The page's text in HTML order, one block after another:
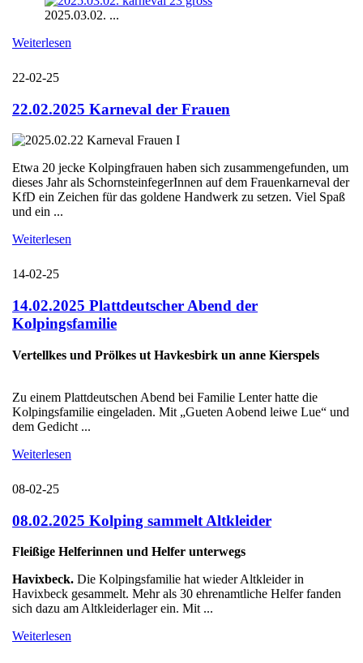
2025.03.02. ...
Weiterlesen
22-02-25
22.02.2025 Karneval der Frauen
Etwa 20 jecke Kolpingfrauen haben sich zusammengefunden, um
dieses Jahr als SchornsteinfegerInnen auf dem Frauenkarneval der
KfD ein Zeichen für das goldene Handwerk zu setzen. Viel Spaß
und ein ...
Weiterlesen
14-02-25
14.02.2025 Plattdeutscher Abend der
Kolpingsfamilie
Vertellkes und Prölkes ut Havkesbirk un anne Kierspels
Zu einem Plattdeutschen Abend bei Familie Lenter hatte die
Kolpingsfamilie eingeladen. Mit „Gueten Aobend leiwe Lue“ und
dem Gedicht ...
Weiterlesen
08-02-25
08.02.2025 Kolping sammelt Altkleider
Fleißige Helferinnen und Helfer unterwegs
Havixbeck. Die Kolpingsfamilie hat wieder Altkleider in
Havixbeck gesammelt. Mehr als 30 ehrenamtliche Helfer fanden
sich dazu am Altkleiderlager ein. Mit ...
Weiterlesen